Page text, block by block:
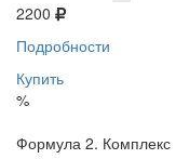
2200
Подробности
Купить
%
Формула 2. Комплекс